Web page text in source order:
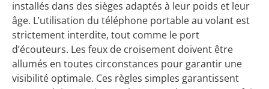
installés dans des sièges adaptés à leur poids et leur
âge. L’utilisation du téléphone portable au volant est
strictement interdite, tout comme le port
d’écouteurs. Les feux de croisement doivent être
allumés en toutes circonstances pour garantir une
visibilité optimale. Ces règles simples garantissent